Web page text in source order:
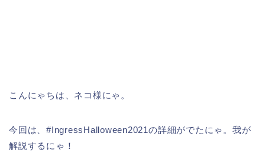
こんにゃちは、ネコ様にゃ。
今回は、#IngressHalloween2021の詳細がでたにゃ。我が
解説するにゃ！